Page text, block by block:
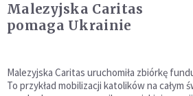
Malezyjska Caritas
pomaga Ukrainie
Malezyjska Caritas uruchomiła zbiórkę
To przykład mobilizacji katolików na całym